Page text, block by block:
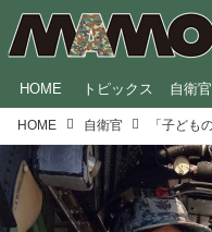
HOME トピックス 自衛官
HOME 自衛官